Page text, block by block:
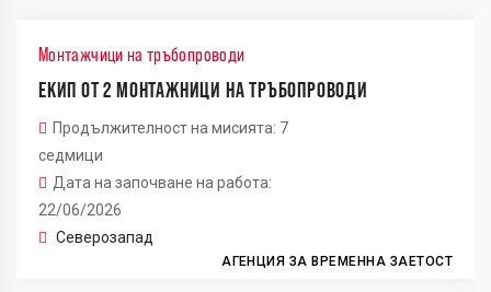
Монтажчици на тръбопроводи
ЕКИП ОТ 2 МОНТАЖНИЦИ НА ТРЪБОПРОВОДИ
Продължителност на мисията: 7
седмици
Дата на започване на работа:
22/06/2026
Северозапад
АГЕНЦИЯ ЗА ВРЕМЕННА ЗАЕТОСТ